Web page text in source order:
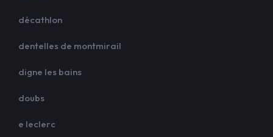
décathlon
dentelles de montmirail
digne les bains
doubs
e leclerc